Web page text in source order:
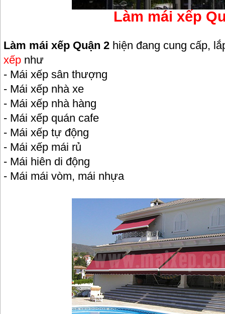
Làm mái xếp
Làm mái xếp Quận 2 hiện đang cung cấp,
xếp như
- Mái xếp sân thượng
- Mái xếp nhà xe
- Mái xếp nhà hàng
- Mái xếp quán cafe
- Mái xếp tự động
- Mái xếp mái rủ
- Mái hiên di động
- Mái mái vòm, mái nhựa